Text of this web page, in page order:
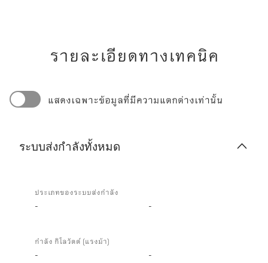
รายละเอียดทางเทคนิค
แสดงเฉพาะข้อมูลที่มีความแตกต่างเท่านั้น
ระบบส่งกำลังทั้งหมด
กำลัง
ประเภทของระบบส่งกำลัง
- -
กำลัง กิโลวัตต์ (แรงม้า)
- -